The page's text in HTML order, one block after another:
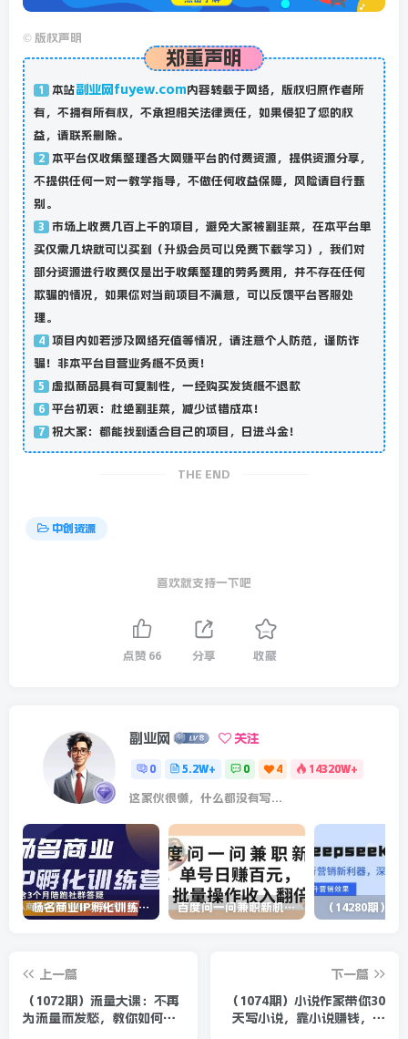
© 版权声明
郑重声明
1 本站副业网fuyew.com内容转载于网络，版权归原作者所
有，不拥有所有权，不承担相关法律责任，如果侵犯了您的权
益，请联系删除。
2 本平台仅收集整理各大网赚平台的付费资源，提供资源分享，
不提供任何一对一教学指导，不做任何收益保障，风险请自行甄
别。
3 市场上收费几百上千的项目，避免大家被割韭菜，在本平台单
买仅需几块就可以买到（升级会员可以免费下载学习），我们对
部分资源进行收费仅是出于收集整理的劳务费用，并不存在任何
欺骗的情况，如果你对当前项目不满意，可以反馈平台客服处
理。
4 项目内如若涉及网络充值等情况，请注意个人防范，谨防诈
骗！非本平台自营业务概不负责！
5 虚拟商品具有可复制性，一经购买发货概不退款
6 平台初衷：杜绝割韭菜，减少试错成本！
7 祝大家：都能找到适合自己的项目，日进斗金！
THE END
中创资源
喜欢就支持一下吧
点赞 66 分享 收藏
副业网 关注
0 5.2W+ 0 4 14320W+
这家伙很懒，什么都没有写...
杨名商业IP孵化训练营，从商业到内容到转化一站式学 价值5980元 百度问一问兼职新机遇，单号日赚百元，批量操作收入翻倍
上一篇
（1072期）流量大课：不再
为流量而发愁，教你如何玩
下一篇
（1074期）小说作家带你30
天写小说，靠小说赚钱，真